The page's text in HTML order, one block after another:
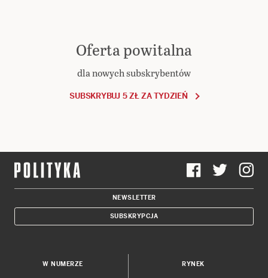
Oferta powitalna
dla nowych subskrybentów
SUBSKRYBUJ 5 ZŁ ZA TYDZIEŃ
NEWSLETTER
SUBSKRYPCJA
W NUMERZE RYNEK